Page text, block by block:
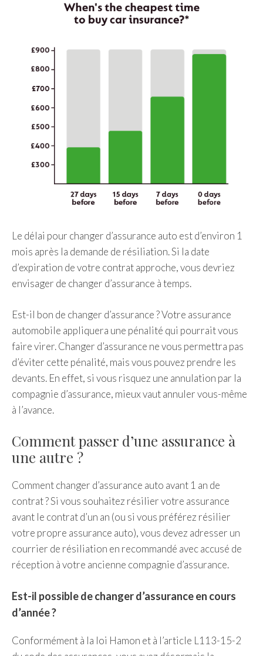
Le délai pour changer d’assurance auto est d’environ 1
mois après la demande de résiliation. Si la date
d’expiration de votre contrat approche, vous devriez
envisager de changer d’assurance à temps.
Est-il bon de changer d’assurance ? Votre assurance
automobile appliquera une pénalité qui pourrait vous
faire virer. Changer d’assurance ne vous permettra pas
d’éviter cette pénalité, mais vous pouvez prendre les
devants. En effet, si vous risquez une annulation par la
compagnie d’assurance, mieux vaut annuler vous-même
à l’avance.
Comment passer d’une assurance à
une autre ?
Comment changer d’assurance auto avant 1 an de
contrat ? Si vous souhaitez résilier votre assurance
avant le contrat d’un an (ou si vous préférez résilier
votre propre assurance auto), vous devez adresser un
courrier de résiliation en recommandé avec accusé de
réception à votre ancienne compagnie d’assurance.
Est-il possible de changer d’assurance en cours
d’année ?
Conformément à la loi Hamon et à l’article L113-15-2